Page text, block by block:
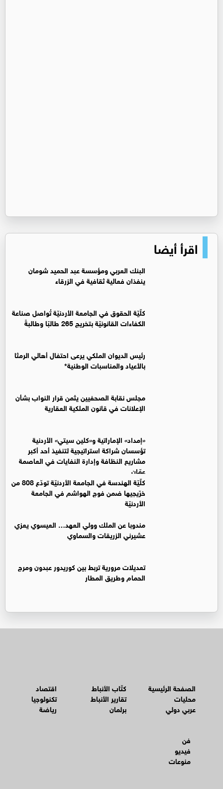
اقرأ أيضا
البنك العربي ومؤسسة عبد الحميد شومان
ينفذان فعالية ثقافية في الزرقاء
كلّيّة الحقوق في الجامعة الأردنيّة تُواصل صناعة
الكفاءات القانونيّة بتخريج 265 طالبًا وطالبةً
رئيس الديوان الملكي يرعى احتفال أهالي الرمثا
بالأعياد والمناسبات الوطنية*
مجلس نقابة الصحفيين يثمن قرار النواب بشأن
الإعلانات في قانون الملكية العقارية
«إمداد» الإماراتية و«كلين سيتي» الأردنية
تؤسسان شراكة استراتيجية لتنفيذ أحد أكبر
مشاريع النظافة وإدارة النفايات في العاصمة
عمّان
كلّيّة الهندسة في الجامعة الأردنيّة تودّع 808 من
خرّيجيها ضمن فوج الهواشم في الجامعة
الأردنيّة
مندوبا عن الملك وولي العهد… العيسوي يعزي
عشيرني الزريقات والسماوي
تعديلات مرورية تربط بين كوريدور عبدون ومرج
الحمام وطريق المطار
الصفحة الرئيسية
محليات
عربي دولي
كتّاب الأنباط
تقارير الأنباط
برلمان
اقتصاد
تكنولوجيا
رياضة
فن
فيديو
منوعات